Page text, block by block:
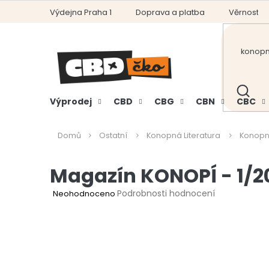
Výdejna Praha 1 Doprava a platba Věrnostní
HLEDAT
Výprodej CBD CBG CBN CBC
Domů Ostatní Konopná Literatura
Magazín KONOPÍ - 1/
Průměrné
Neohodnoceno Podrobnosti hodnocení